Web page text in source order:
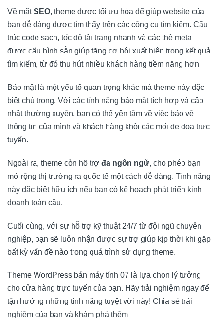
Về mặtSEO, theme được tối ưu hóa để giúp website của
bạn dễ dàng được tìm thấy trên các công cụ tìm kiếm. Cấu
trúc code sạch, tốc độ tải trang nhanh và các thẻ meta
được cấu hình sẵn giúp tăng cơ hội xuất hiện trong kết quả
tìm kiếm, từ đó thu hút nhiều khách hàng tiềm năng hơn.
Bảo mật là một yếu tố quan trọng khác mà theme này đặc
biệt chú trọng. Với các tính năng bảo mật tích hợp và cập
nhật thường xuyên, bạn có thể yên tâm về việc bảo vệ
thông tin của mình và khách hàng khỏi các mối đe dọa trực
tuyến.
Ngoài ra, theme còn hỗ trợ đa ngôn ngữ, cho phép bạn
mở rộng thị trường ra quốc tế một cách dễ dàng. Tính năng
này đặc biệt hữu ích nếu bạn có kế hoạch phát triển kinh
doanh toàn cầu.
Cuối cùng, với sự hỗ trợ kỹ thuật 24/7 từ đội ngũ chuyên
nghiệp, bạn sẽ luôn nhận được sự trợ giúp kịp thời khi gặp
bất kỳ vấn đề nào trong quá trình sử dụng theme.
Theme WordPress bán máy tính 07 là lựa chọn lý tưởng
cho cửa hàng trực tuyến của bạn. Hãy trải nghiệm ngay để
tận hưởng những tính năng tuyệt vời này! Chia sẻ trải
nghiệm của bạn và khám phá thêm